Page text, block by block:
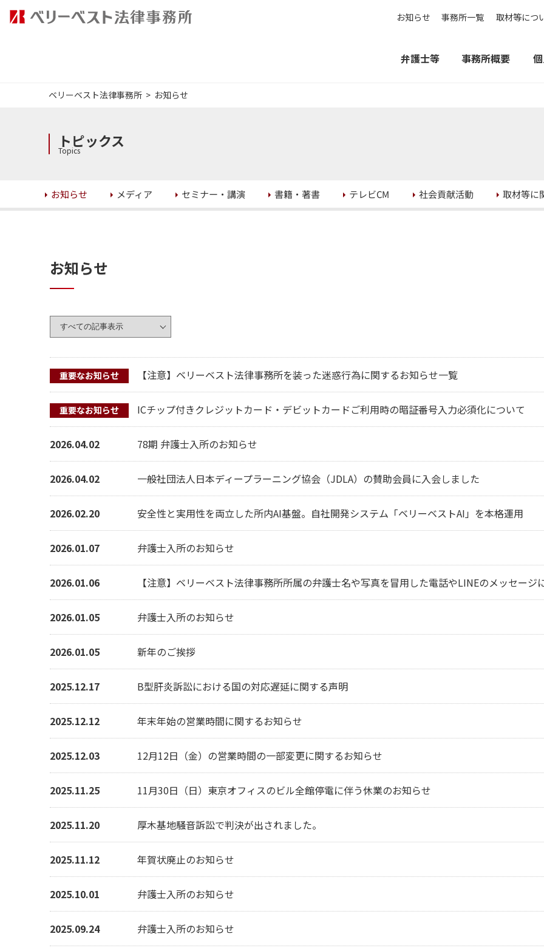
お知らせ 事務所一覧 取材等につ
弁護士等 事務所概要
ベリーベスト法律事務所 お知らせ
トピックス
Topics
お知らせ メディア セミナー・講演 書籍・著書 テレビCM 社会貢献活動 取材等に
お知らせ
重要なお知らせ 【注意】ベリーベスト法律事務所を装った迷惑行為に関するお知らせ一覧
重要なお知らせ ICチップ付きクレジットカード・デビットカードご利用時の暗証番号入力必須化について
2026.04.02 78期 弁護士入所のお知らせ
2026.04.02 一般社団法人日本ディープラーニング協会（JDLA）の賛助会員に入会しました
2026.02.20 安全性と実用性を両立した所内AI基盤。自社開発システム「ベリーベストAI」を本格運用
2026.01.07 弁護士入所のお知らせ
2026.01.06 【注意】ベリーベスト法律事務所所属の弁護士名や写真を冒用した電話やLINEのメッセージ
2026.01.05 弁護士入所のお知らせ
2026.01.05 新年のご挨拶
2025.12.17 B型肝炎訴訟における国の対応遅延に関する声明
2025.12.12 年末年始の営業時間に関するお知らせ
2025.12.03 12月12日（金）の営業時間の一部変更に関するお知らせ
2025.11.25 11月30日（日）東京オフィスのビル全館停電に伴う休業のお知らせ
2025.11.20 厚木基地騒音訴訟で判決が出されました。
2025.11.12 年賀状廃止のお知らせ
2025.10.01 弁護士入所のお知らせ
2025.09.24 弁護士入所のお知らせ